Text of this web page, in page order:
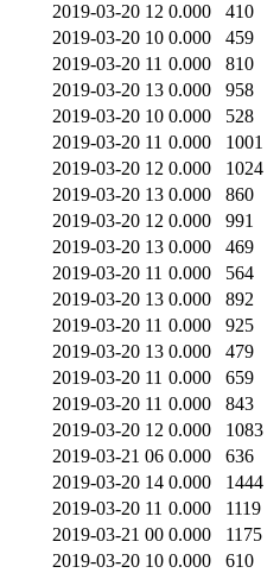
2019-03-20 12 0.000
410
2019-03-20 10 0.000
459
2019-03-20 11 0.000
810
2019-03-20 13 0.000
958
2019-03-20 10 0.000
528
2019-03-20 11 0.000
1001
2019-03-20 12 0.000
1024
2019-03-20 13 0.000
860
2019-03-20 12 0.000
991
2019-03-20 13 0.000
469
2019-03-20 11 0.000
564
2019-03-20 13 0.000
892
2019-03-20 11 0.000
925
2019-03-20 13 0.000
479
2019-03-20 11 0.000
659
2019-03-20 11 0.000
843
2019-03-20 12 0.000
1083
2019-03-21 06 0.000
636
2019-03-20 14 0.000
1444
2019-03-20 11 0.000
1119
2019-03-21 00 0.000
1175
2019-03-20 10 0.000
610